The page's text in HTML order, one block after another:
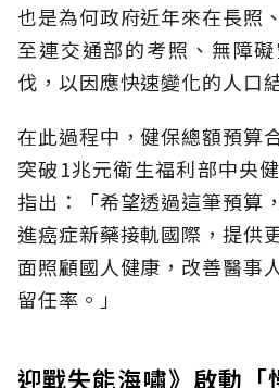
也是為何政府近年來在長照
至連交通部的考照、無障
伐，以因應快速變化的人口
在此過程中，健保總額預算
突破1兆元衛生福利部中央
指出：「希望透過這筆預算
進癌症新藥接軌國際，提供
面照顧國人健康，改善醫事
留任率。」
迎戰失能海嘯》啟動「